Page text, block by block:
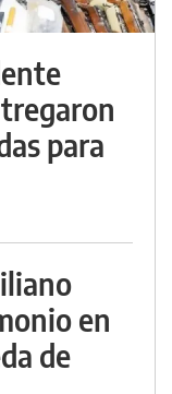
para
en
de